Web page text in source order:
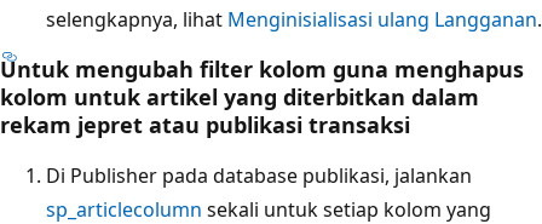
selengkapnya, lihat Menginisialisasi ulang Langganan.
Untuk mengubah filter kolom guna menghapus
kolom untuk artikel yang diterbitkan dalam
rekam jepret atau publikasi transaksi
Di Publisher pada database publikasi, jalankan
sp_articlecolumn sekali untuk setiap kolom yang